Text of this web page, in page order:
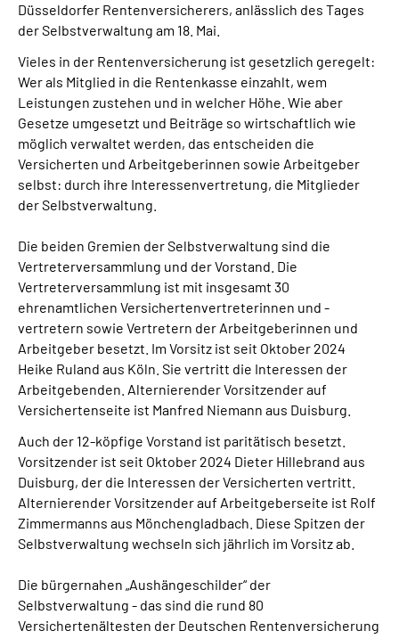
Inhalte in Gebärdensprache (DGS)
Leichte Sprache
Suche
Mein Kundenportal
Düsseldorfer Rentenversicherers, anlässlich des Tages
der Selbstverwaltung am 18. Mai.
Vieles in der Rentenversicherung ist gesetzlich geregelt:
Wer als Mitglied in die Rentenkasse einzahlt, wem
Leistungen zustehen und in welcher Höhe. Wie aber
Gesetze umgesetzt und Beiträge so wirtschaftlich wie
möglich verwaltet werden, das entscheiden die
Versicherten und Arbeitgeberinnen sowie Arbeitgeber
selbst: durch ihre Interessenvertretung, die Mitglieder
der Selbstverwaltung.
Die beiden Gremien der Selbstverwaltung sind die
Vertreterversammlung und der Vorstand. Die
Vertreterversammlung ist mit insgesamt 30
ehrenamtlichen Versichertenvertreterinnen und -
vertretern sowie Vertretern der Arbeitgeberinnen und
Arbeitgeber besetzt. Im Vorsitz ist seit Oktober 2024
Heike Ruland aus Köln. Sie vertritt die Interessen der
Arbeitgebenden. Alternierender Vorsitzender auf
Versichertenseite ist Manfred Niemann aus Duisburg.
Auch der 12-köpfige Vorstand ist paritätisch besetzt.
Vorsitzender ist seit Oktober 2024 Dieter Hillebrand aus
Duisburg, der die Interessen der Versicherten vertritt.
Alternierender Vorsitzender auf Arbeitgeberseite ist Rolf
Zimmermanns aus Mönchengladbach. Diese Spitzen der
Selbstverwaltung wechseln sich jährlich im Vorsitz ab.
Die bürgernahen „Aushängeschilder“ der
Selbstverwaltung - das sind die rund 80
Versichertenältesten der Deutschen Rentenversicherung